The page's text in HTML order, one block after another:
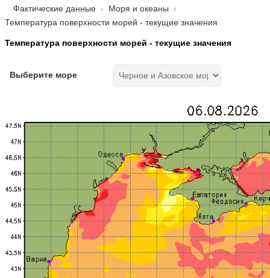
Фактические данные
Моря и океаны
Температура поверхности морей - текущие значения
Температура поверхности морей - текущие значения
Выберите море